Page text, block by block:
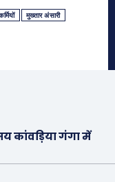
मुख्तार अंसारी
कांवड़िया गंगा में